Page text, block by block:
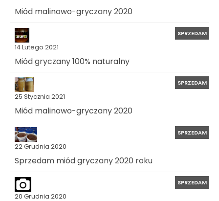
Miód malinowo-gryczany 2020
14 Lutego 2021
SPRZEDAM
Miód gryczany 100% naturalny
25 Stycznia 2021
SPRZEDAM
Miód malinowo-gryczany 2020
22 Grudnia 2020
SPRZEDAM
Sprzedam miód gryczany 2020 roku
20 Grudnia 2020
SPRZEDAM